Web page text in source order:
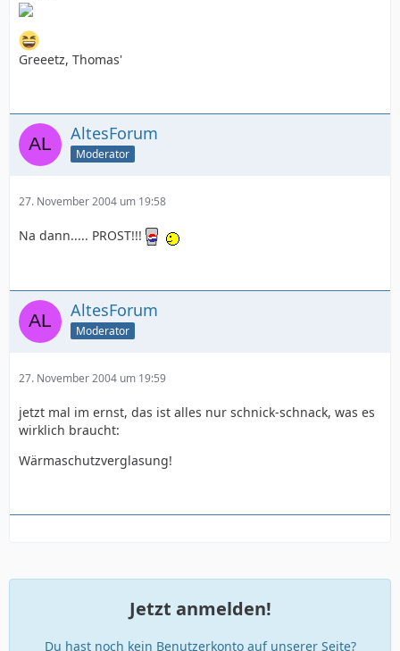
Greeetz, Thomas'
AltesForum
Moderator
27. November 2004 um 19:58
Na dann..... PROST!!!
AltesForum
Moderator
27. November 2004 um 19:59
jetzt mal im ernst, das ist alles nur schnick-schnack, was es
wirklich braucht:
Wärmaschutzverglasung!
Jetzt anmelden!
Du hast noch kein Benutzerkonto auf unserer Seite?